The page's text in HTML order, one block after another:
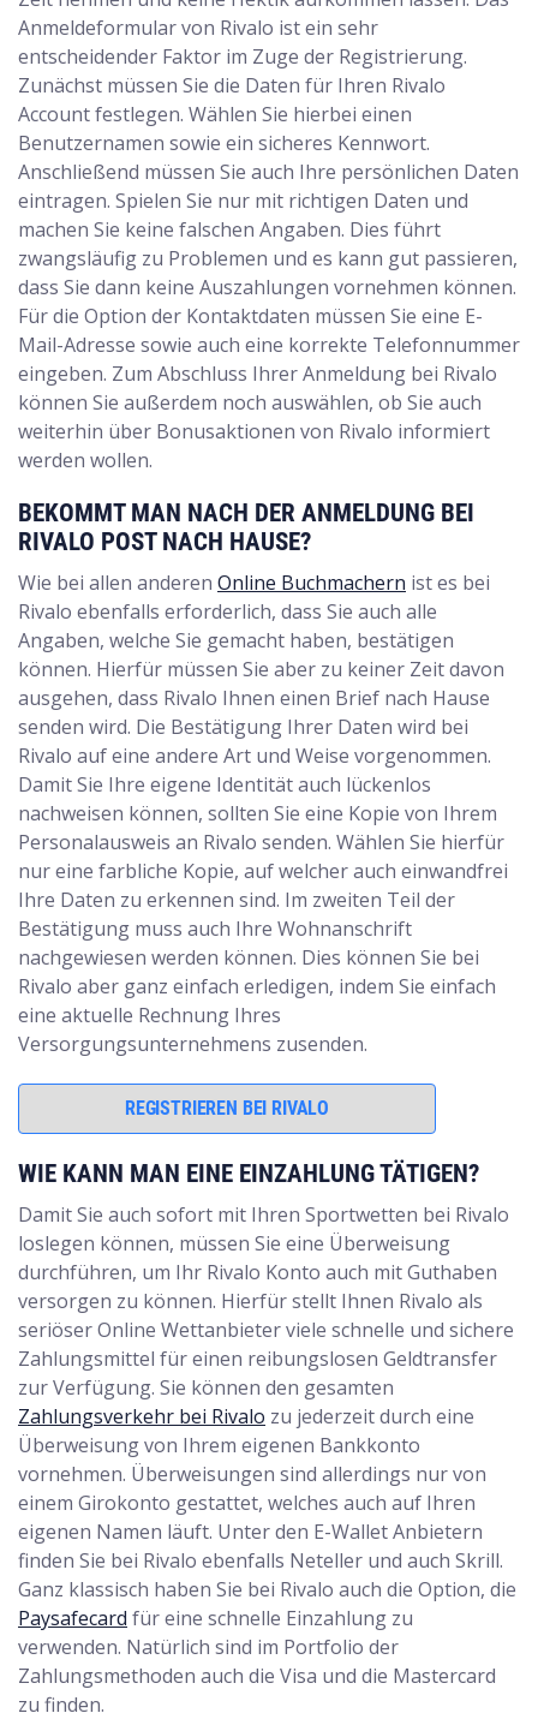
Anmeldeformular von Rivalo ist ein sehr
entscheidender Faktor im Zuge der Registrierung.
Zunächst müssen Sie die Daten für Ihren Rivalo
Account festlegen. Wählen Sie hierbei einen
Benutzernamen sowie ein sicheres Kennwort.
Anschließend müssen Sie auch Ihre persönlichen Daten
eintragen. Spielen Sie nur mit richtigen Daten und
machen Sie keine falschen Angaben. Dies führt
zwangsläufig zu Problemen und es kann gut passieren,
dass Sie dann keine Auszahlungen vornehmen können.
Für die Option der Kontaktdaten müssen Sie eine E-
Mail-Adresse sowie auch eine korrekte Telefonnummer
eingeben. Zum Abschluss Ihrer Anmeldung bei Rivalo
können Sie außerdem noch auswählen, ob Sie auch
weiterhin über Bonusaktionen von Rivalo informiert
werden wollen.
BEKOMMT MAN NACH DER ANMELDUNG BEI
RIVALO POST NACH HAUSE?
Wie bei allen anderen Online Buchmachern ist es bei
Rivalo ebenfalls erforderlich, dass Sie auch alle
Angaben, welche Sie gemacht haben, bestätigen
können. Hierfür müssen Sie aber zu keiner Zeit davon
ausgehen, dass Rivalo Ihnen einen Brief nach Hause
senden wird. Die Bestätigung Ihrer Daten wird bei
Rivalo auf eine andere Art und Weise vorgenommen.
Damit Sie Ihre eigene Identität auch lückenlos
nachweisen können, sollten Sie eine Kopie von Ihrem
Personalausweis an Rivalo senden. Wählen Sie hierfür
nur eine farbliche Kopie, auf welcher auch einwandfrei
Ihre Daten zu erkennen sind. Im zweiten Teil der
Bestätigung muss auch Ihre Wohnanschrift
nachgewiesen werden können. Dies können Sie bei
Rivalo aber ganz einfach erledigen, indem Sie einfach
eine aktuelle Rechnung Ihres
Versorgungsunternehmens zusenden.
REGISTRIEREN BEI RIVALO
WIE KANN MAN EINE EINZAHLUNG TÄTIGEN?
Damit Sie auch sofort mit Ihren Sportwetten bei Rivalo
loslegen können, müssen Sie eine Überweisung
durchführen, um Ihr Rivalo Konto auch mit Guthaben
versorgen zu können. Hierfür stellt Ihnen Rivalo als
seriöser Online Wettanbieter viele schnelle und sichere
Zahlungsmittel für einen reibungslosen Geldtransfer
zur Verfügung. Sie können den gesamten
Zahlungsverkehr bei Rivalo zu jederzeit durch eine
Überweisung von Ihrem eigenen Bankkonto
vornehmen. Überweisungen sind allerdings nur von
einem Girokonto gestattet, welches auch auf Ihren
eigenen Namen läuft. Unter den E-Wallet Anbietern
finden Sie bei Rivalo ebenfalls Neteller und auch Skrill.
Ganz klassisch haben Sie bei Rivalo auch die Option, die
Paysafecard für eine schnelle Einzahlung zu
verwenden. Natürlich sind im Portfolio der
Zahlungsmethoden auch die Visa und die Mastercard
zu finden.